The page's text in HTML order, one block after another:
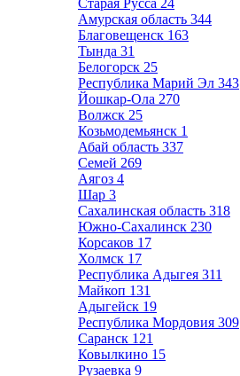
Старая Русса 24
Амурская область 344
Благовещенск 163
Тында 31
Белогорск 25
Республика Марий Эл 343
Йошкар-Ола 270
Волжск 25
Козьмодемьянск 1
Абай область 337
Семей 269
Аягоз 4
Шар 3
Сахалинская область 318
Южно-Сахалинск 230
Корсаков 17
Холмск 17
Республика Адыгея 311
Майкоп 131
Адыгейск 19
Республика Мордовия 309
Саранск 121
Ковылкино 15
Рузаевка 9